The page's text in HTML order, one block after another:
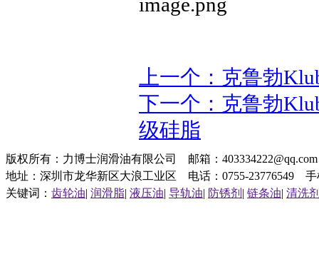
上一个：克鲁勃
下一个：克鲁勃
级硅脂
版权所有：力博士润滑油有限公司 邮箱：
地址：深圳市龙华新区大浪工业区 电话：0755-23776549 手
关键词： 齿轮油| 润滑脂| 液压油| 导轨油| 防锈剂 | 链条油| 清洗